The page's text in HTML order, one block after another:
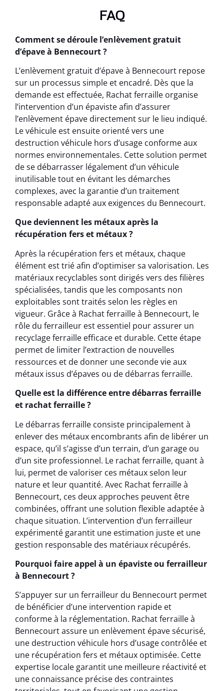
FAQ
Comment se déroule l’enlèvement gratuit
d’épave à Bennecourt ?
L’enlèvement gratuit d’épave à Bennecourt repose
sur un processus simple et encadré. Dès que la
demande est effectuée, Rachat ferraille organise
l’intervention d’un épaviste afin d’assurer
l’enlèvement épave directement sur le lieu indiqué.
Le véhicule est ensuite orienté vers une
destruction véhicule hors d’usage conforme aux
normes environnementales. Cette solution permet
de se débarrasser légalement d’un véhicule
inutilisable tout en évitant les démarches
complexes, avec la garantie d’un traitement
responsable adapté aux exigences du Bennecourt.
Que deviennent les métaux après la
récupération fers et métaux ?
Après la récupération fers et métaux, chaque
élément est trié afin d’optimiser sa valorisation. Les
matériaux recyclables sont dirigés vers des filières
spécialisées, tandis que les composants non
exploitables sont traités selon les règles en
vigueur. Grâce à Rachat ferraille à Bennecourt, le
rôle du ferrailleur est essentiel pour assurer un
recyclage ferraille efficace et durable. Cette étape
permet de limiter l’extraction de nouvelles
ressources et de donner une seconde vie aux
métaux issus d’épaves ou de débarras ferraille.
Quelle est la différence entre débarras ferraille
et rachat ferraille ?
Le débarras ferraille consiste principalement à
enlever des métaux encombrants afin de libérer un
espace, qu’il s’agisse d’un terrain, d’un garage ou
d’un site professionnel. Le rachat ferraille, quant à
lui, permet de valoriser ces métaux selon leur
nature et leur quantité. Avec Rachat ferraille à
Bennecourt, ces deux approches peuvent être
combinées, offrant une solution flexible adaptée à
chaque situation. L’intervention d’un ferrailleur
expérimenté garantit une estimation juste et une
gestion responsable des matériaux récupérés.
Pourquoi faire appel à un épaviste ou ferrailleur
à Bennecourt ?
S’appuyer sur un ferrailleur du Bennecourt permet
de bénéficier d’une intervention rapide et
conforme à la réglementation. Rachat ferraille à
Bennecourt assure un enlèvement épave sécurisé,
une destruction véhicule hors d’usage contrôlée et
une récupération fers et métaux optimisée. Cette
expertise locale garantit une meilleure réactivité et
une connaissance précise des contraintes